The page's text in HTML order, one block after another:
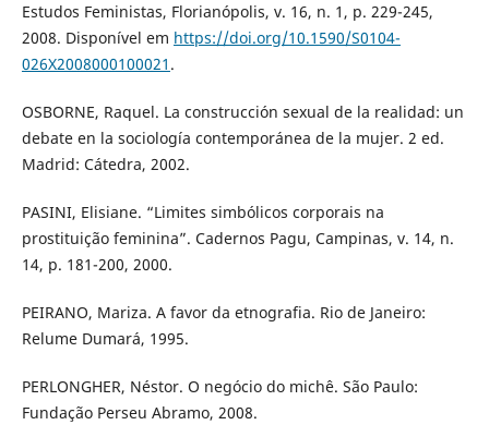
Estudos Feministas, Florianópolis, v. 16, n. 1, p. 229-245,
2008. Disponível em https://doi.org/10.1590/S0104-
026X2008000100021 .
OSBORNE, Raquel. La construcción sexual de la realidad: un
debate en la sociología contemporánea de la mujer. 2 ed.
Madrid: Cátedra, 2002.
PASINI, Elisiane. “Limites simbólicos corporais na
prostituição feminina”. Cadernos Pagu, Campinas, v. 14, n.
14, p. 181-200, 2000.
PEIRANO, Mariza. A favor da etnografia. Rio de Janeiro:
Relume Dumará, 1995.
PERLONGHER, Néstor. O negócio do michê. São Paulo:
Fundação Perseu Abramo, 2008.